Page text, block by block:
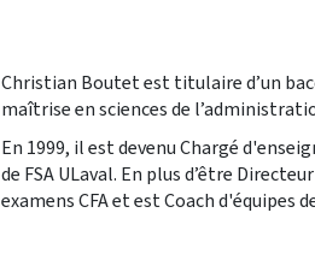
Christian Boutet est titulaire d’un
maîtrise en sciences de
En 1999, il est devenu Chargé
de FSA ULaval. En plus d’être
examens CFA et est Coach